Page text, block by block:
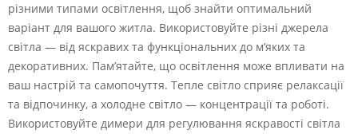
різними типами освітлення, щоб знайти оптимальний
варіант для вашого житла. Використовуйте різні джерела
світла — від яскравих та функціональних до м’яких та
декоративних. Пам’ятайте, що освітлення може впливати на
ваш настрій та самопочуття. Тепле світло сприяє релаксації
та відпочинку, а холодне світло — концентрації та роботі.
Використовуйте димери для регулювання яскравості світла